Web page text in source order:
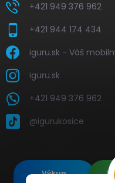
+421 949 376 962
+421 944 174 434
iguru.sk - Váš
iguru.sk
+421 949 376 962
@igurukosice
Výkup